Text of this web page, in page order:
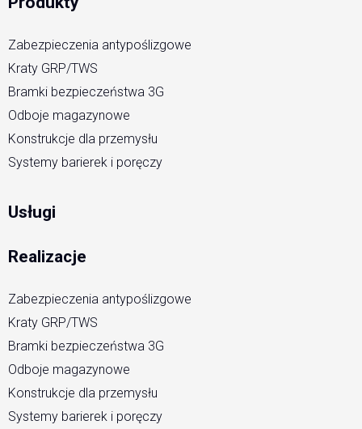
Zabezpieczenia antypoślizgowe
Kraty GRP/TWS
Bramki bezpieczeństwa 3G
Odboje magazynowe
Konstrukcje dla przemysłu
Systemy barierek i poręczy
Usługi
Realizacje
Zabezpieczenia antypoślizgowe
Kraty GRP/TWS
Bramki bezpieczeństwa 3G
Odboje magazynowe
Konstrukcje dla przemysłu
Systemy barierek i poręczy